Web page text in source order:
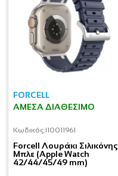
FORCELL
ΆΜΕΣΑ ΔΙΑΘΈΣΙΜΟ
Κωδικός:I10011961
Forcell Λουράκι Σιλικόνης
Μπλε (Apple Watch
42/44/45/49 mm)